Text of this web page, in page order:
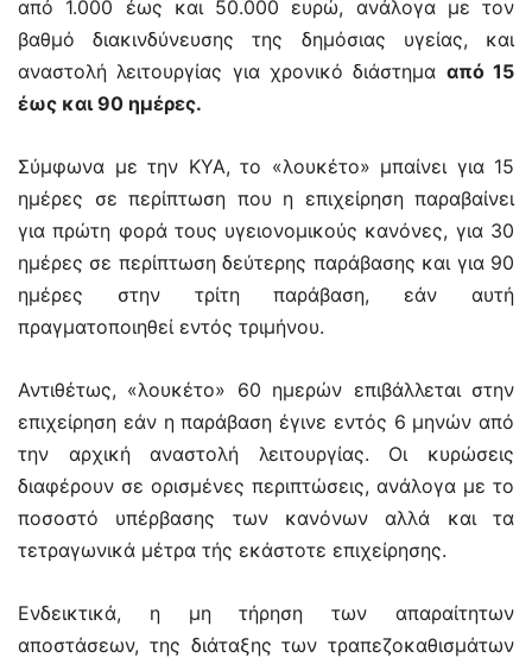
από 1.000 έως και 50.000 ευρώ, ανάλογα με τον
βαθμό διακινδύνευσης της δημόσιας υγείας, και
αναστολή λειτουργίας για χρονικό διάστημα από 15
έως και 90 ημέρες.
Σύμφωνα με την ΚΥΑ, το «λουκέτο» μπαίνει για 15
ημέρες σε περίπτωση που η επιχείρηση παραβαίνει
για πρώτη φορά τους υγειονομικούς κανόνες, για 30
ημέρες σε περίπτωση δεύτερης παράβασης και για 90
ημέρες στην τρίτη παράβαση, εάν αυτή
πραγματοποιηθεί εντός τριμήνου.
Αντιθέτως, «λουκέτο» 60 ημερών επιβάλλεται στην
επιχείρηση εάν η παράβαση έγινε εντός 6 μηνών από
την αρχική αναστολή λειτουργίας. Οι κυρώσεις
διαφέρουν σε ορισμένες περιπτώσεις, ανάλογα με το
ποσοστό υπέρβασης των κανόνων αλλά και τα
τετραγωνικά μέτρα τής εκάστοτε επιχείρησης.
Ενδεικτικά, η μη τήρηση των απαραίτητων
αποστάσεων, της διάταξης των τραπεζοκαθισμάτων